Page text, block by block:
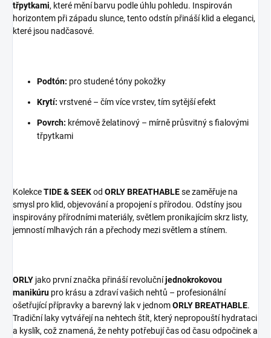
třpytkami, které mění barvu podle úhlu pohledu. Inspirován
horizontem při západu slunce, tento odstín přináší klid a eleganci,
které jsou nadčasové.
Podtón: pro studené tóny pokožky
Krytí: vrstvené – čím více vrstev, tím sytější efekt
Povrch: krémově želatinový – mírně průsvitný s fialovými
třpytkami
KolekceTIDE & SEEKod ORLY BREATHABLEse zaměřuje na
smysl pro klid, objevování a propojení s přírodou. Odstíny jsou
inspirovány přírodními materiály, světlem pronikajícím skrz listy,
jemností mlhavých rán a přechody mezi světlem a stínem.
ORLY jako první značka přináší revolučníjednokrokovou
manikúru pro krásu a zdraví vašich nehtů – profesionální
ošetřující přípravky a barevný lak v jednomORLY BREATHABLE.
Tradiční laky vytvářejí na nehtech štít, který nepropouští hydrataci
a kyslík, což znamená, že nehty potřebují čas od času odpočinek a